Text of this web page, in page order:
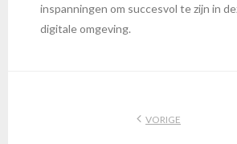
inspanningen om succesvol te zijn in
digitale omgeving.
VORIGE